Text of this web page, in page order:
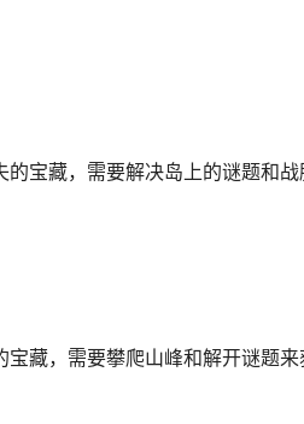
宝藏，需要解决岛上的谜题和战
藏，需要攀爬山峰和解开谜题来